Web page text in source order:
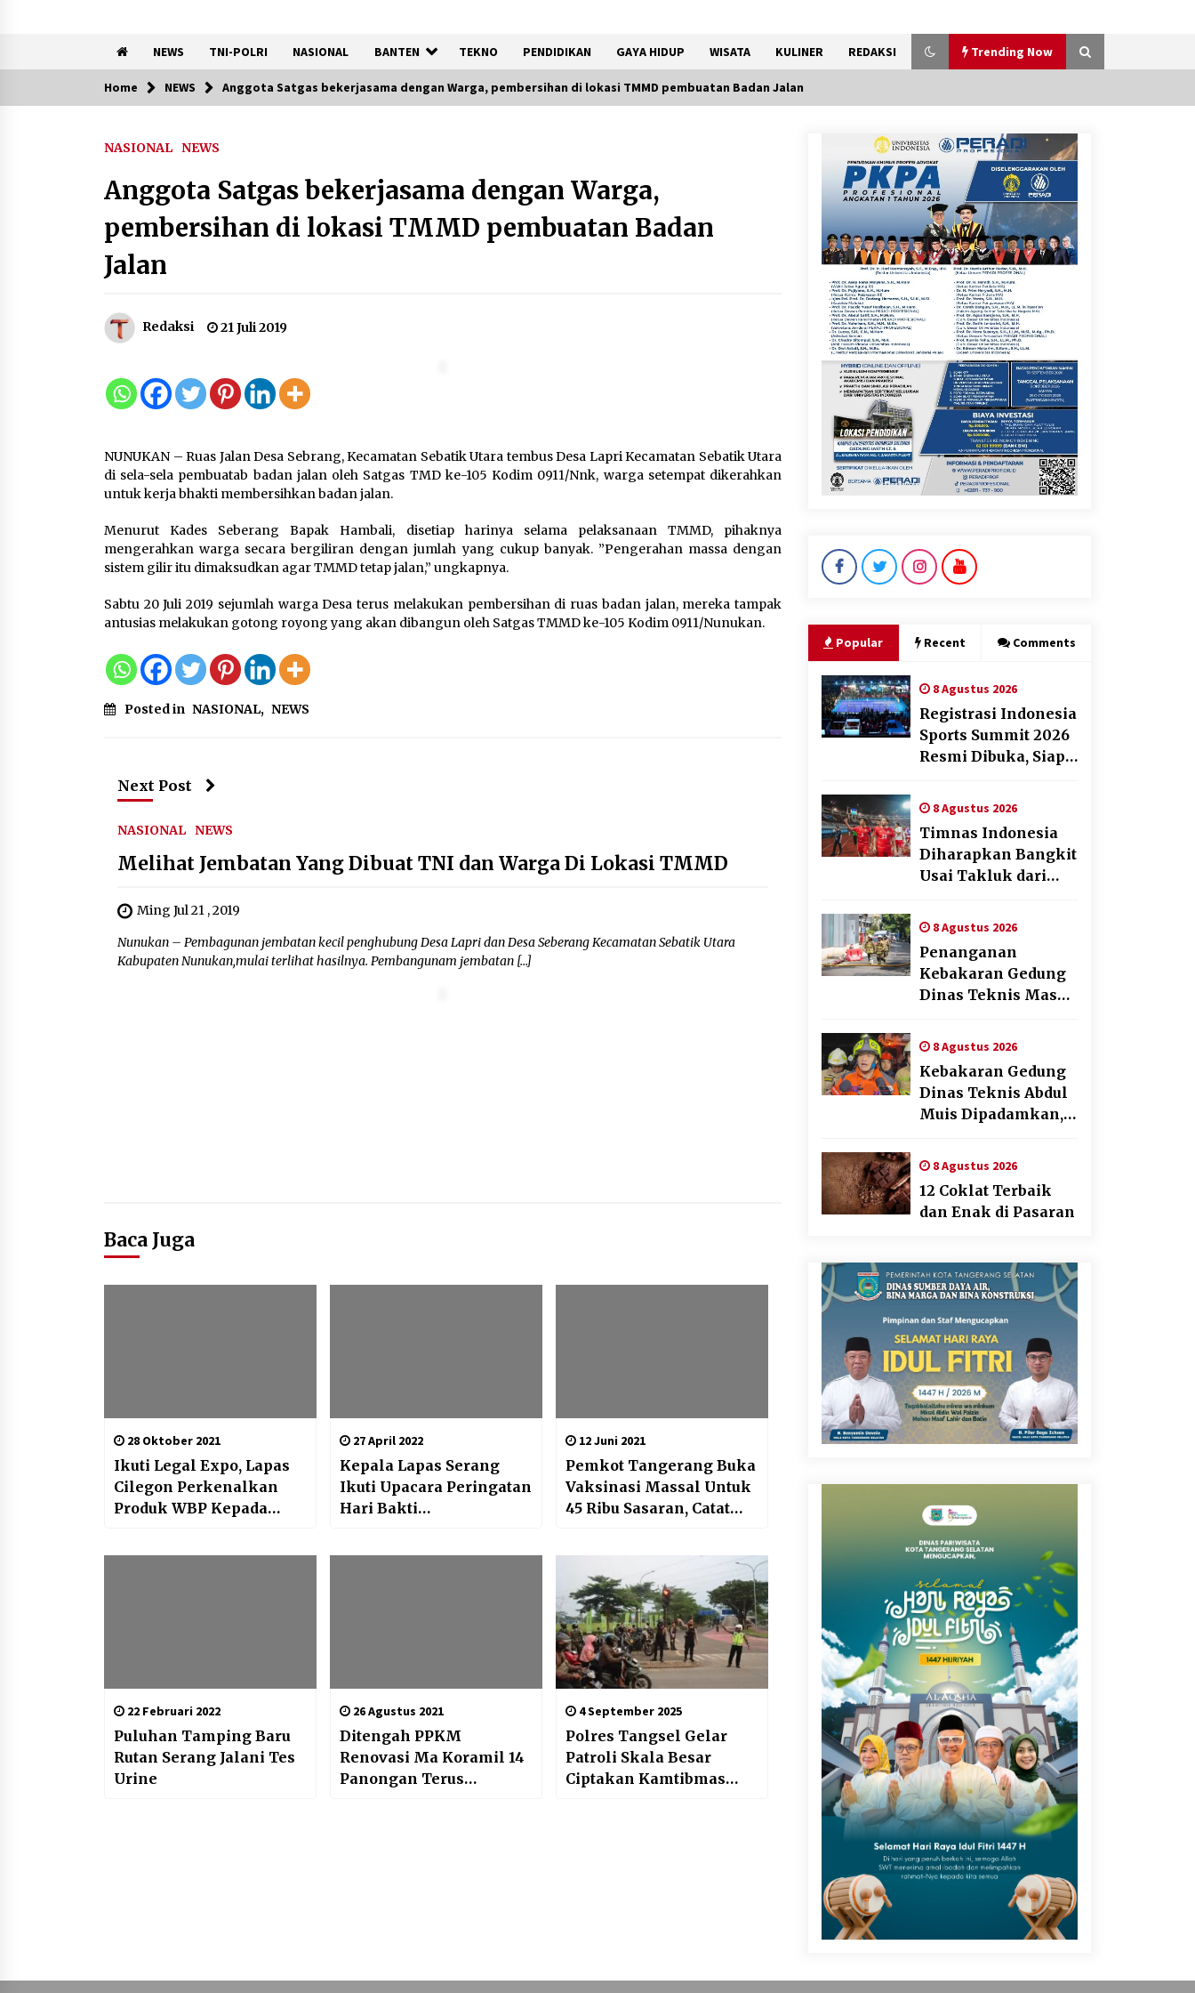
NEWS TNI-POLRI NASIONAL BANTEN TEKNO PENDIDIKAN GAYA HIDUP WISATA KULINER REDAKSI Trending Now
Trending Now
Registrasi Indonesia Sports
Siap Hadirkan Pengalaman
Beyond the Game
8 Agustus 2026
Vietnam di Piala AFF 2026
Penanganan Kebakaran
Gedung Dinas Teknis Masuk
Tahap Akhir, Tak Ada Korban
8 Agustus 2026
Tetap Berjalan
9 Kopi Botol Terbaik yang
Praktis untuk Menemani
Aktivitas
8 Agustus 2026
Kemenpar Turut Perkuat
Pengembangan KEK Samota
8 Agustus 2026
Bakteri Yogurt, Kenali
Manfaatnya untuk Kesehatan
Pencernaan
8 Agustus 2026
Perawatan PCOS yang Efektif
untuk Menjaga Kesuburan
8 Agustus 2026
Pelantikan dan Sertijab
Pejabat Tinggi Kemhan
Pemilu 2029
8 Agustus 2026
Home NEWS Anggota Satgas bekerjasama dengan Warga, pembersihan di lokasi TMMD pembuatan Badan Jalan
NASIONAL NEWS
Anggota Satgas bekerjasama dengan Warga,
pembersihan di lokasi TMMD pembuatan Badan
Jalan
Redaksi 21 Juli 2019
NUNUKAN – Ruas Jalan Desa Sebrang, Kecamatan Sebatik Utara tembus Desa Lapri Kecamatan Sebatik Utara
di sela-sela pembuatab badan jalan oleh Satgas TMD ke-105 Kodim 0911/Nnk, warga setempat dikerahkan
untuk kerja bhakti membersihkan badan jalan.
Menurut Kades Seberang Bapak Hambali, disetiap harinya selama pelaksanaan TMMD, pihaknya
mengerahkan warga secara bergiliran dengan jumlah yang cukup banyak. ”Pengerahan massa dengan
sistem gilir itu dimaksudkan agar TMMD tetap jalan,” ungkapnya.
Sabtu 20 Juli 2019 sejumlah warga Desa terus melakukan pembersihan di ruas badan jalan, mereka tampak
antusias melakukan gotong royong yang akan dibangun oleh Satgas TMMD ke-105 Kodim 0911/Nunukan.
Posted in NASIONAL, NEWS
Next Post
NASIONAL NEWS
Melihat Jembatan Yang Dibuat TNI dan Warga Di Lokasi TMMD
Ming Jul 21 , 2019
Nunukan – Pembagunan jembatan kecil penghubung Desa Lapri dan Desa Seberang Kecamatan Sebatik Utara
Kabupaten Nunukan,mulai terlihat hasilnya. Pembangunam jembatan […]
Baca Juga
28 Oktober 2021
Ikuti Legal Expo, Lapas
Cilegon Perkenalkan
Produk WBP Kepada
27 April 2022
Kepala Lapas Serang
Ikuti Upacara Peringatan
Hari Bakti
12 Juni 2021
Pemkot Tangerang Buka
Vaksinasi Massal Untuk
45 Ribu Sasaran, Catat
22 Februari 2022
Puluhan Tamping Baru
Rutan Serang Jalani Tes
Urine
26 Agustus 2021
Ditengah PPKM
Renovasi Ma Koramil 14
Panongan Terus
4 September 2025
Polres Tangsel Gelar
Patroli Skala Besar
Ciptakan Kamtibmas
Popular Recent Comments
8 Agustus 2026
Registrasi Indonesia
Sports Summit 2026
Resmi Dibuka, Siap
Pengalaman Beyond
the Game
8 Agustus 2026
Timnas Indonesia
Diharapkan Bangkit
Usai Takluk dari
AFF 2026
8 Agustus 2026
Penanganan
Kebakaran Gedung
Dinas Teknis Masuk
Ada Korban Jiwa
8 Agustus 2026
Kebakaran Gedung
Dinas Teknis Abdul
Muis Dipadamkan,
Tetap Berjalan
8 Agustus 2026
12 Coklat Terbaik
dan Enak di Pasaran